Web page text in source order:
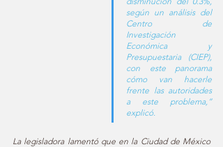
según un análisis del
Centro de
Investigación
Económica y
Presupuestaria (CIEP),
con este panorama
cómo van hacerle
frente las autoridades
a este problema,”
explicó.
La legisladora lamentó que en la Ciudad de México